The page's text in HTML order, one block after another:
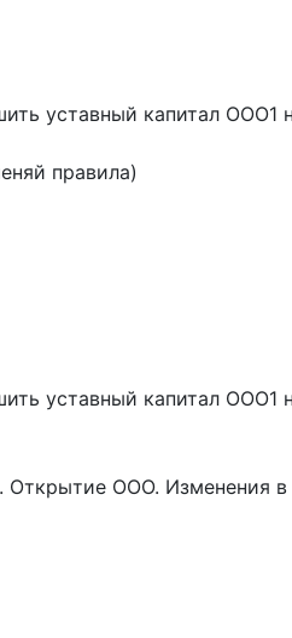
уставный капитал ООО1
правила)
уставный капитал ООО1
Открытие ООО. Изменения